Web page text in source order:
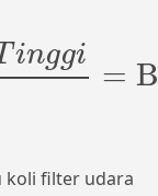
ggi
koli filter udara